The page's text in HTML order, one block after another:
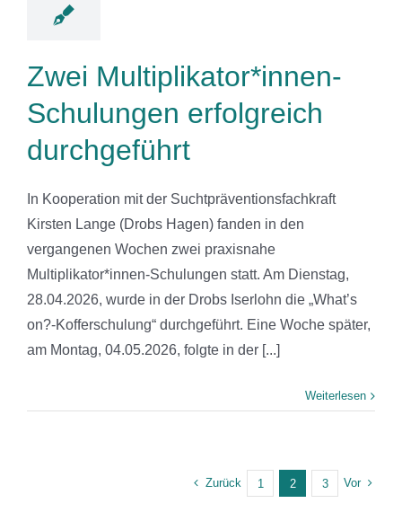
Zwei Multiplikator*innen-
Schulungen erfolgreich
durchgeführt
In Kooperation mit der Suchtpräventionsfachkraft
Kirsten Lange (Drobs Hagen) fanden in den
vergangenen Wochen zwei praxisnahe
Multiplikator*innen-Schulungen statt. Am Dienstag,
28.04.2026, wurde in der Drobs Iserlohn die „What’s
on?-Kofferschulung“ durchgeführt. Eine Woche später,
am Montag, 04.05.2026, folgte in der [...]
Weiterlesen
Zurück 1 2 3 Vor